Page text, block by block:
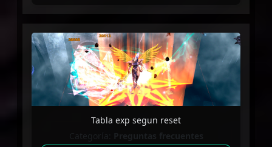
Tabla exp segun reset
Categoría:
Preguntas frecuentes